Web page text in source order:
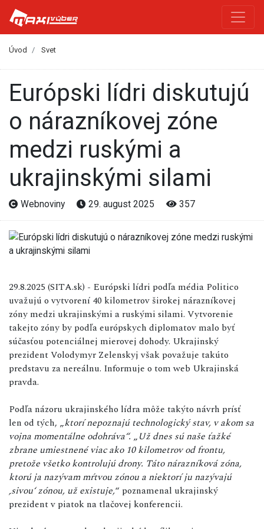
Úvod Svet
Európski lídri diskutujú
o nárazníkovej zóne
medzi ruskými a
ukrajinskými silami
Webnoviny 29. august 2025 357
29.8.2025 (SITA.sk) - Európski lídri podľa média Politico
uvažujú o vytvorení 40 kilometrov širokej nárazníkovej
zóny medzi ukrajinskými a ruskými silami. Vytvorenie
takejto zóny by podľa európskych diplomatov malo byť
súčasťou potenciálnej mierovej dohody. Ukrajinský
prezident Volodymyr Zelenskyj však považuje takúto
predstavu za nereálnu. Informuje o tom web Ukrajinská
pravda.
Podľa názoru ukrajinského lídra môže takýto návrh prísť
len od tých, „ktorí nepoznajú technologický stav, v akom sa
vojna momentálne odohráva“. „Už dnes sú naše ťažké
zbrane umiestnené viac ako 10 kilometrov od frontu,
pretože všetko kontrolujú drony. Táto nárazníková zóna,
ktorú ja nazývam mŕtvou zónou a niektorí ju nazývajú
‚sivou‘ zónou, už existuje,“ poznamenal ukrajinský
prezident v piatok na tlačovej konferencii.